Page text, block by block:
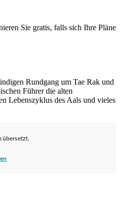
Sie gratis, falls sich Ihre Pläne
Rundgang um Tae Rak und
Führer die alten
Lebenszyklus des Aals und vieles
übersetzt.